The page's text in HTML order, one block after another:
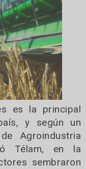
es la principal
y según un
Agroindustria
Télam, en la
sembraron